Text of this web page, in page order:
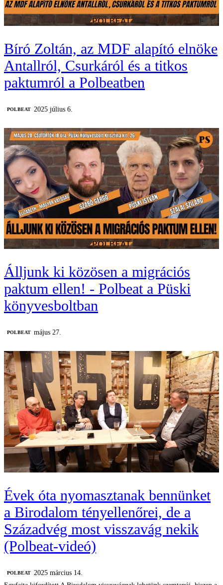
Bíró Zoltán, az MDF alapító elnöke
Antallról, Csurkáról és a titkos
paktumról a Polbeatben
‎POLBEAT 2025 július 6.
Álljunk ki közösen a migrációs
paktum ellen! - Polbeat a Püski
könyvesboltban
‎POLBEAT május 27.
Évek óta nyomasztanak bennünket
a Birodalom tényellenőrei, de a
Századvég most visszavág nekik
(Polbeat-videó)
‎POLBEAT
2025 március 14.